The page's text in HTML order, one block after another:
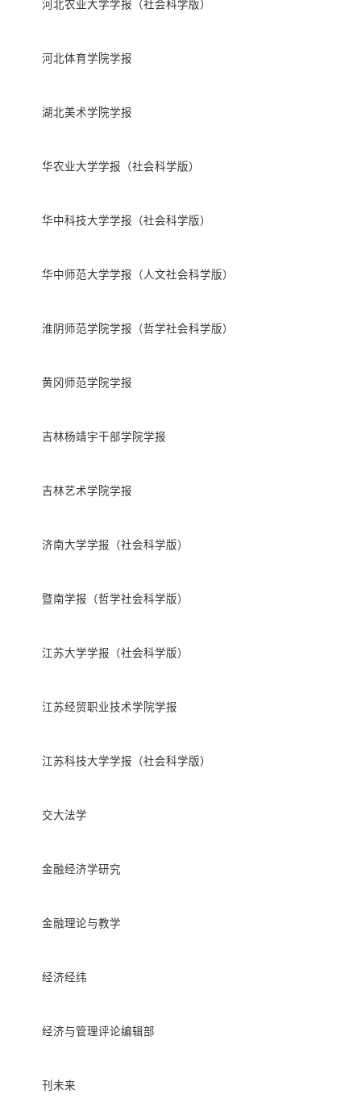
河北农业大学学报（社会科学版）
河北体育学院学报
湖北美术学院学报
华农业大学学报（社会科学版）
华中科技大学学报（社会科学版）
华中师范大学学报（人文社会科学版）
淮阴师范学院学报（哲学社会科学版）
黄冈师范学院学报
吉林杨靖宇干部学院学报
吉林艺术学院学报
济南大学学报（社会科学版）
暨南学报（哲学社会科学版）
江苏大学学报（社会科学版）
江苏经贸职业技术学院学报
江苏科技大学学报（社会科学版）
交大法学
金融经济学研究
金融理论与教学
经济经纬
经济与管理评论编辑部
刊未来